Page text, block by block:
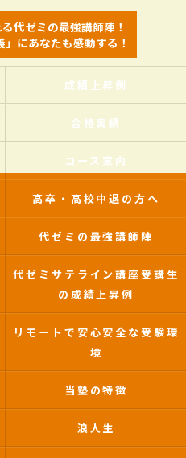
代ゼミの最強講師陣！
にあなたも感動する！
成績上昇例
合格実績
コース案内
高卒・高校中退の方へ
代ゼミの最強講師陣
代ゼミサテライン講座受講生
の成績上昇例
リモートで安心安全な受験環
境
当塾の特徴
浪人生